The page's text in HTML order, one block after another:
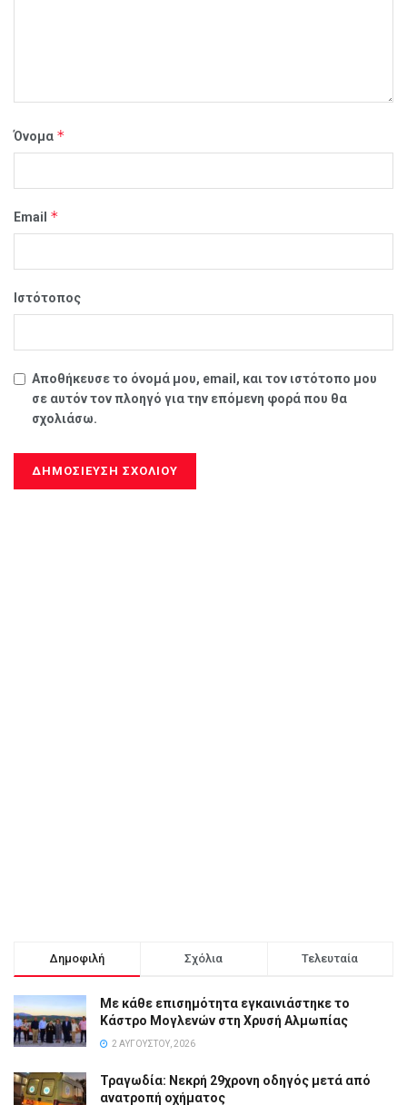
Όνομα *
Email *
Ιστότοπος
Αποθήκευσε το όνομά μου, email, και τον ιστότοπο μου
σε αυτόν τον πλοηγό για την επόμενη φορά που θα
σχολιάσω.
Δημοφιλή Σχόλια Τελευταία
Με κάθε επισημότητα εγκαινιάστηκε το
Κάστρο Μογλενών στη Χρυσή Αλμωπίας
2 ΑΥΓΟΎΣΤΟΥ, 2026
Τραγωδία: Νεκρή 29χρονη οδηγός μετά από
ανατροπή οχήματος